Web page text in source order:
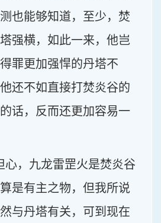
也能够知道，至少，焚
强横，如此一来，他岂
罪更加强悍的丹塔不
还不如直接打焚炎谷的
话，反而还更加容易一
心，九龙雷罡火是焚炎谷
是有主之物，但我所说
与丹塔有关，可到现在